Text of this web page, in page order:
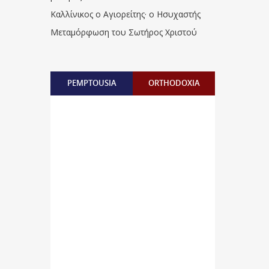
Καλλίνικος ο Αγιορείτης · ο Ησυχαστής
Μεταμόρφωση του Σωτήρος Χριστού
PEMPTOUSIA ORTHODOXIA